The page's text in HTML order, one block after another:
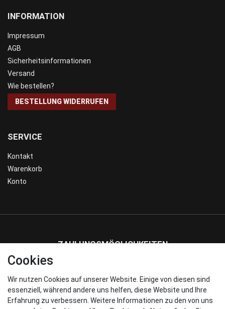
SERVICE
Kontakt
Warenkorb
Konto
INFORMATION
Impressum
AGB
Sicherheitsinformationen
Versand
Wie bestellen?
BESTELLUNG WIDERRUFEN
ZAHLUNGSMÖGLICHKEITEN
WIR VERSENDEN MIT
Cookies
Wir nutzen Cookies auf unserer Website. Einige von diesen sind
essenziell, während andere uns helfen, diese Website und Ihre
Erfahrung zu verbessern. Weitere Informationen zu den von uns